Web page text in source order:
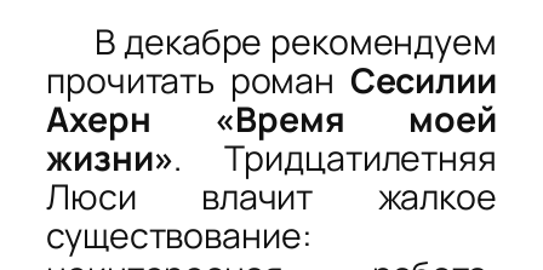
В декабре рекомендуем
прочитать роман Сесилии
Ахерн «Время моей
жизни». Тридцатилетняя
Люси влачит жалкое
существование: